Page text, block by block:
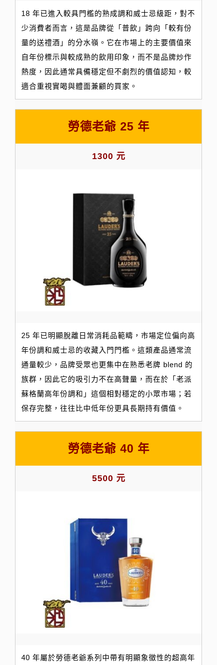
18 年已進入較具門檻的熟成調和威士忌級距，對不
少消費者而言，這是品牌從「普飲」跨向「較有份
量的送禮酒」的分水嶺。它在市場上的主要價值來
自年份標示與較成熟的飲用印象，而不是品牌炒作
熱度，因此通常具備穩定但不劇烈的價值認知，較
適合重視實喝與體面兼顧的買家。
勞德老爺 25 年
1300 元
25 年已明顯脫離日常消耗品範疇，市場定位偏向高
年份調和威士忌的收藏入門門檻。這類產品通常流
通量較少，品牌受眾也更集中在熟悉老牌 blend 的
族群，因此它的吸引力不在高聲量，而在於「老派
蘇格蘭高年份調和」這個相對穩定的小眾市場；若
保存完整，往往比中低年份更具長期持有價值。
勞德老爺 40 年
5500 元
40 年屬於勞德老爺系列中帶有明顯象徵性的超高年